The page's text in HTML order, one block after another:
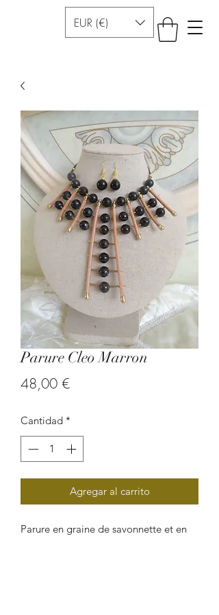
EUR (€)
Parure Cleo Marron
48,00 €Precio
Cantidad *
Agregar al carrito
Parure en graine de savonnette et en